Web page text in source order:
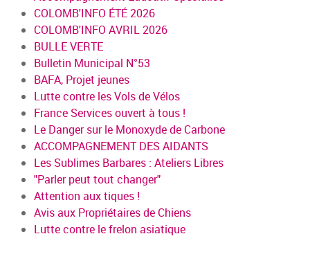
COLOMB'INFO ÉTÉ 2026
COLOMB'INFO AVRIL 2026
BULLE VERTE
Bulletin Municipal N°53
BAFA, Projet jeunes
Lutte contre les Vols de Vélos
France Services ouvert à tous !
Le Danger sur le Monoxyde de Carbone
ACCOMPAGNEMENT DES AIDANTS
Les Sublimes Barbares : Ateliers Libres
"Parler peut tout changer"
Attention aux tiques !
Avis aux Propriétaires de Chiens
Lutte contre le frelon asiatique